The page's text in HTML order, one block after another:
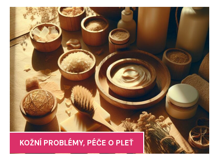
KOŽNÍ PROBLÉMY, PÉČE O PLEŤ